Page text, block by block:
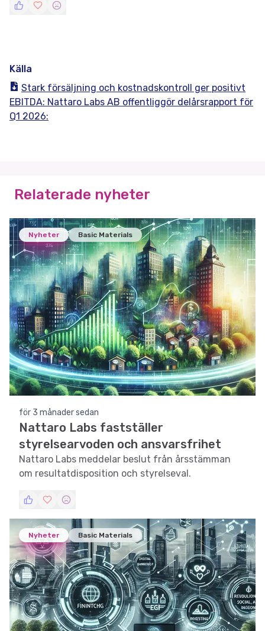
Källa
Stark försäljning och kostnadskontroll ger positivt
EBITDA: Nattaro Labs AB offentliggör delårsrapport för
Q1 2026:
Relaterade nyheter
Nyheter Basic Materials
för 3 månader sedan
Nattaro Labs fastställer
styrelsearvoden och ansvarsfrihet
Nattaro Labs meddelar beslut från årsstämman
om resultatdisposition och styrelseval.
Nyheter Basic Materials